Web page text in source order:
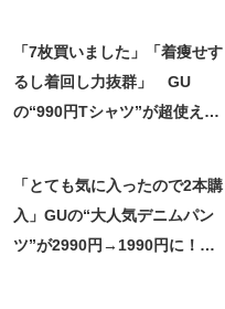
「7枚買いました」「着痩せす
るし着回し力抜群」 GU
の“990円Tシャツ”が超使え
「とても気に入ったので2本購
入」GUの“大人気デニムパン
ツ”が2990円→1990円に！